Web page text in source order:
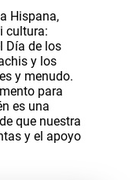
Hispana,
cultura:
Día de los
y los
y menudo.
para
es una
que nuestra
y el apoyo